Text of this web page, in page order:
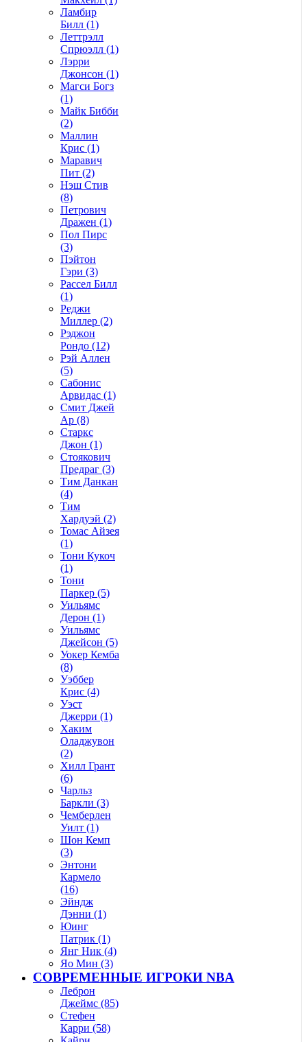
Ламбир
Билл (1)
Леттрэлл
Спрюэлл (1)
Лэрри
Джонсон (1)
Магси Богз
(1)
Майк Бибби
(2)
Маллин
Крис (1)
Маравич
Пит (2)
Нэш Стив
(8)
Петрович
Дражен (1)
Пол Пирс
(3)
Пэйтон
Гэри (3)
Рассел Билл
(1)
Реджи
Миллер (2)
Рэджон
Рондо (12)
Рэй Аллен
(5)
Сабонис
Арвидас (1)
Смит Джей
Ар (8)
Старкс
Джон (1)
Стоякович
Предраг (3)
Тим Данкан
(4)
Тим
Хардуэй (2)
Томас Айзея
(1)
Тони Кукоч
(1)
Тони
Паркер (5)
Уильямс
Дерон (1)
Уильямс
Джейсон (5)
Уокер Кемба
(8)
Уэббер
Крис (4)
Уэст
Джерри (1)
Хаким
Оладжувон
(2)
Хилл Грант
(6)
Чарльз
Баркли (3)
Чемберлен
Уилт (1)
Шон Кемп
(3)
Энтони
Кармело
(16)
Эйндж
Дэнни (1)
Юинг
Патрик (1)
Янг Ник (4)
Яо Мин (3)
СОВРЕМЕННЫЕ ИГРОКИ NBA
Леброн
Джеймс (85)
Стефен
Карри (58)